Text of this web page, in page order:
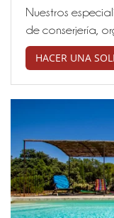
Nuestros
de conserjería,
HACER UNA